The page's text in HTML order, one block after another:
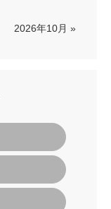
2026年10月 »